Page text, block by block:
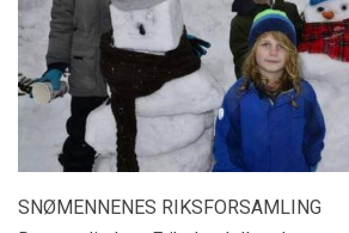
SNØMENNENES RIKSFORSAMLING